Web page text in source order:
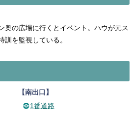
奥の広場に行くとイベント。ハウが元ス
訓を監視している。
【南出口】
1番道路